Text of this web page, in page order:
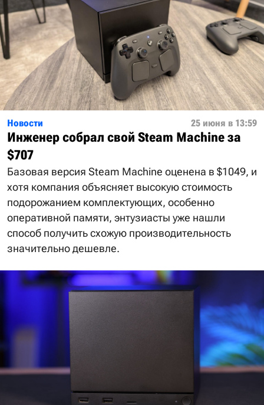
Новости 25 июня в 13:59
Инженер собрал свой Steam Machine за
$707
Базовая версия Steam Machine оценена в $1049, и
хотя компания объясняет высокую стоимость
подорожанием комплектующих, особенно
оперативной памяти, энтузиасты уже нашли
способ получить схожую производительность
значительно дешевле.